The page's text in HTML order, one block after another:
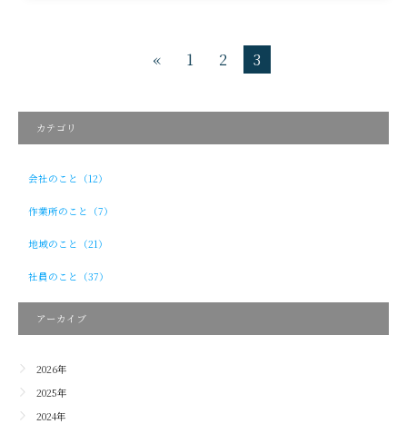
« 1 2 3
カテゴリ
会社のこと（12）
作業所のこと（7）
地域のこと（21）
社員のこと（37）
アーカイブ
2026年
2025年
2024年